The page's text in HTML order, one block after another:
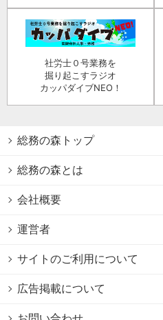
社労士０号業務を
掘り起こすラジオ
カッパダイブNEO！
総務の森トップ
総務の森とは
会社概要
運営者
サイトのご利用について
広告掲載について